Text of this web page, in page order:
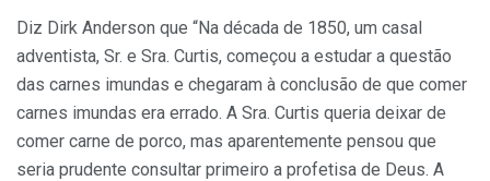
Diz Dirk Anderson que “Na década de 1850, um casal
adventista, Sr. e Sra. Curtis, começou a estudar a questão
das carnes imundas e chegaram à conclusão de que comer
carnes imundas era errado. A Sra. Curtis queria deixar de
comer carne de porco, mas aparentemente pensou que
seria prudente consultar primeiro a profetisa de Deus. A